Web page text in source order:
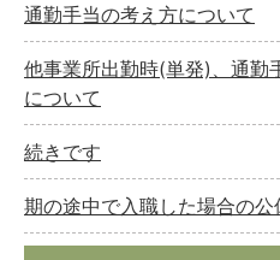
通勤手当の考え方について
他事業所出勤時(単発)、通勤
について
続きです
期の途中で入職した場合の公